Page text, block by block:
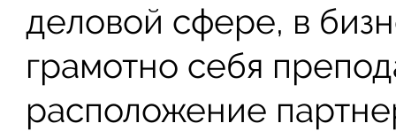
деловой сфере, в
грамотно себя
расположение